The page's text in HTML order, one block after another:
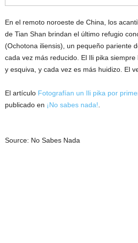
En el remoto noroeste de China, los
de Tian Shan brindan el último refugio
(Ochotona iliensis), un pequeño pariente
cada vez más reducido. El Ili pika
y esquiva, y cada vez es más huidizo. El
El artículo Fotografían un Ili pika por
publicado en ¡No sabes nada!.
Source: No Sabes Nada